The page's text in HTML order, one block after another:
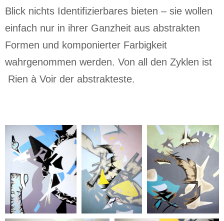
Blick nichts Identifizierbares bieten – sie wollen
einfach nur in ihrer Ganzheit aus abstrakten
Formen und komponierter Farbigkeit
wahrgenommen werden. Von all den Zyklen ist
Rien à Voir der abstrakteste.